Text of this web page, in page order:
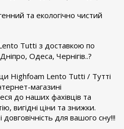
та екологічно чистий
Tutti з доставкою по
Одеса, Чернігів..?
Highfoam Lento Tutti / Тутті
магазині
до наших фахівців та
вигідні ціни та знижки.
для вашого сну!!!